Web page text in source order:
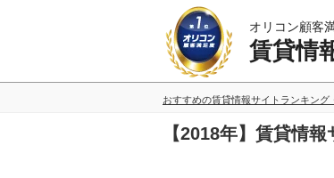
オリコン顧客
賃貸情
おすすめの賃貸情報サイトランキング
【2018年】賃貸情